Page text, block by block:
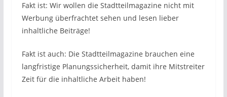
Fakt ist: Wir wollen die Stadtteilmagazine nicht mit
Werbung überfrachtet sehen und lesen lieber
inhaltliche Beiträge!
Fakt ist auch: Die Stadtteilmagazine brauchen eine
langfristige Planungssicherheit, damit ihre Mitstreiter
Zeit für die inhaltliche Arbeit haben!